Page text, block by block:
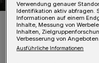
Das Gebäude am Tag der
Foto: Christoph Petersen
Verwendung genauer
Identifikation aktiv abfragen.
Informationen auf einem
Inhalte, Messung von
Inhalten,
Verbesserung von Angeboten.
Ausführliche Informationen